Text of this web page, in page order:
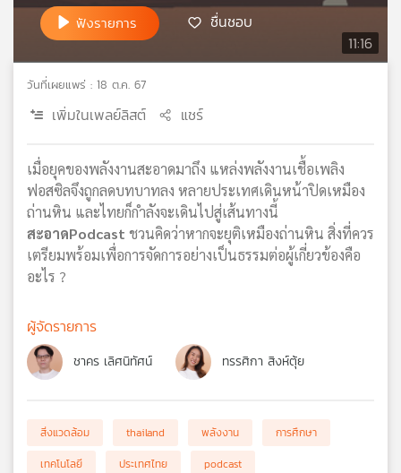
ไทย
วิทยุ
เครือ
ข่าย
11:16
ฟังรายการ ชื่นชอบ
วันที่เผยแพร่ : 18 ต.ค. 67
เพิ่มในเพลย์ลิสต์ แชร์
เมื่อยุคของพลังงานสะอาดมาถึง แหล่งพลังงานเชื้อเพลิง
ฟอสซิลจึงถูกลดบทบาทลง หลายประเทศเดินหน้าปิดเหมือง
ถ่านหิน และไทยก็กำลังจะเดินไปสู่เส้นทางนี้
สะอาดPodcast ชวนคิดว่าหากจะยุติเหมืองถ่านหิน สิ่งที่ควร
เตรียมพร้อมเพื่อการจัดการอย่างเป็นธรรมต่อผู้เกี่ยวข้องคือ
อะไร ?
ผู้จัดรายการ
ชาคร เลิศนิทัศน์ ทรรศิกา สิงห์ตุ้ย
สิ่งแวดล้อม thailand พลังงาน
การศึกษา
เทคโนโลยี
ประเทศไทย
podcast